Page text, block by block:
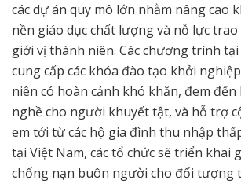
các dự án quy mô lớn nhằm nâng cao
nền giáo dục chất lượng và nỗ lực
giới vị thành niên. Các chương trình
cung cấp các khóa đào tạo khởi
niên có hoàn cảnh khó khăn, đem
nghề cho người khuyết tật, và hỗ trợ
em tới từ các hộ gia đình thu nhập
tại Việt Nam, các tổ chức sẽ triển khai
chống nạn buôn người cho đối tượng